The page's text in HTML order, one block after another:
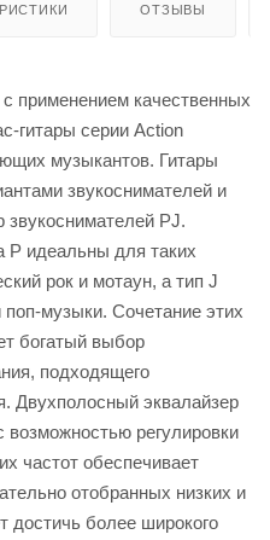
ОТЗЫВЫ
применением качественных
гитары серии Action
музыкантов. Гитары
звукоснимателей и
звукоснимателей PJ.
P идеальны для таких
рок и мотаун, а тип J
музыки. Сочетание этих
богатый выбор
подходящего
Двухполосный эквалайзер
регулировки
частот обеспечивает
отобранных низких и
достичь более широкого